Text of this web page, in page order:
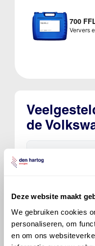
Deze website maakt
We gebruiken cookies
personaliseren, om
en om ons
700
Ververs
de
voor de
Hoeveel
Volkswagen
Hoe vaak